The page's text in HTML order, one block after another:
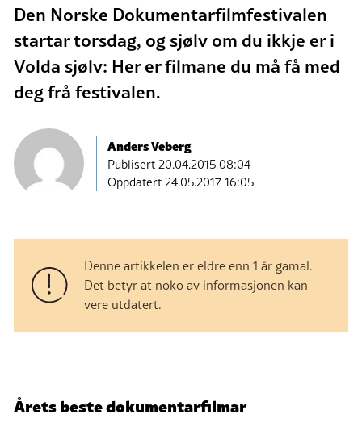
Den Norske Dokumentarfilmfestivalen
startar torsdag, og sjølv om du ikkje er i
Volda sjølv: Her er filmane du må få med
deg frå festivalen.
Anders Veberg
Publisert20.04.2015 08:04
Oppdatert 24.05.2017 16:05
Denne artikkelen er eldre enn 1 år gamal.
Det betyr at noko av informasjonen kan
vere utdatert.
Årets beste dokumentarfilmar